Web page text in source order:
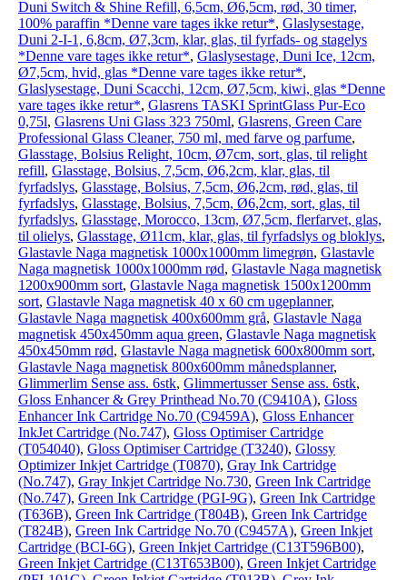
Duni Switch & Shine Refill, 6,5cm, Ø6,5cm, rød, 30 timer,
100% paraffin *Denne vare tages ikke retur*, Glaslysestage,
Duni 2-I-1, 6,8cm, Ø7,3cm, klar, glas, til fyrfads- og stagelys
*Denne vare tages ikke retur*, Glaslysestage, Duni Ice, 12cm,
Ø7,5cm, hvid, glas *Denne vare tages ikke retur*,
Glaslysestage, Duni Scacchi, 12cm, Ø7,5cm, kiwi, glas *Denne
vare tages ikke retur*, Glasrens TASKI SprintGlass Pur-Eco
0,75l, Glasrens Uni Glass 323 750ml, Glasrens, Green Care
Professional Glass Cleaner, 750 ml, med farve og parfume,
Glasstage, Bolsius Relight, 10cm, Ø7cm, sort, glas, til relight
refill, Glasstage, Bolsius, 7,5cm, Ø6,2cm, klar, glas, til
fyrfadslys, Glasstage, Bolsius, 7,5cm, Ø6,2cm, rød, glas, til
fyrfadslys, Glasstage, Bolsius, 7,5cm, Ø6,2cm, sort, glas, til
fyrfadslys, Glasstage, Morocco, 13cm, Ø7,5cm, flerfarvet, glas,
til olielys, Glasstage, Ø11cm, klar, glas, til fyrfadslys og bloklys,
Glastavle Naga magnetisk 1000x1000mm limegrøn, Glastavle
Naga magnetisk 1000x1000mm rød, Glastavle Naga magnetisk
1200x900mm sort, Glastavle Naga magnetisk 1500x1200mm
sort, Glastavle Naga magnetisk 40 x 60 cm ugeplanner,
Glastavle Naga magnetisk 400x600mm grå, Glastavle Naga
magnetisk 450x450mm aqua green, Glastavle Naga magnetisk
450x450mm rød, Glastavle Naga magnetisk 600x800mm sort,
Glastavle Naga magnetisk 800x600mm månedsplanner,
Glimmerlim Sense ass. 6stk, Glimmertusser Sense ass. 6stk,
Gloss Enhancer & Grey Printhead No.70 (C9410A), Gloss
Enhancer Ink Cartridge No.70 (C9459A), Gloss Enhancer
InkJet Cartridge (No.747), Gloss Optimiser Cartridge
(T054040), Gloss Optimiser Cartridge (T3240), Glossy
Optimizer Inkjet Cartridge (T0870), Gray Ink Cartridge
(No.747), Gray Inkjet Cartridge No.730, Green Ink Cartridge
(No.747), Green Ink Cartridge (PGI-9G), Green Ink Cartridge
(T636B), Green Ink Cartridge (T804B), Green Ink Cartridge
(T824B), Green Ink Cartridge No.70 (C9457A), Green Inkjet
Cartridge (BCI-6G), Green Inkjet Cartridge (C13T596B00),
Green Inkjet Cartridge (C13T653B00), Green Inkjet Cartridge